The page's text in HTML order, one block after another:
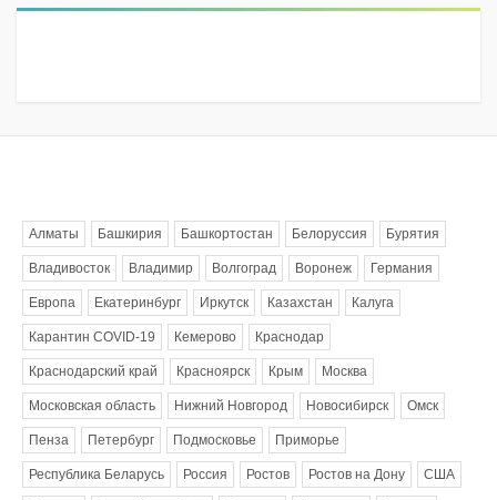
Алматы Башкирия Башкортостан Белоруссия Бурятия
Владивосток Владимир Волгоград Воронеж Германия
Европа Екатеринбург Иркутск Казахстан Калуга
Карантин COVID-19 Кемерово Краснодар
Краснодарский край Красноярск Крым Москва
Московская область Нижний Новгород Новосибирск Омск
Пенза Петербург Подмосковье Приморье
Республика Беларусь Россия Ростов Ростов на Дону США